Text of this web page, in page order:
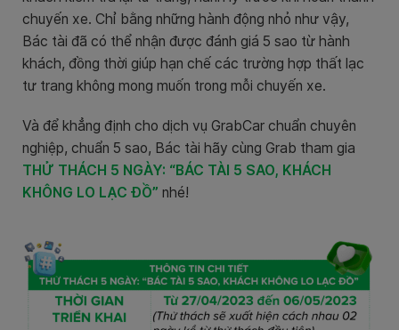
chuyến xe. Chỉ bằng những hành động nhỏ như vậy,
Bác tài đã có thể nhận được đánh giá 5 sao từ hành
khách, đồng thời giúp hạn chế các trường hợp thất lạc
tư trang không mong muốn trong mỗi chuyến xe.
Và để khẳng định cho dịch vụ GrabCar chuẩn chuyên
nghiệp, chuẩn 5 sao, Bác tài hãy cùng Grab tham gia
THỬ THÁCH 5 NGÀY: “BÁC TÀI 5 SAO, KHÁCH
KHÔNG LO LẠC ĐỒ” nhé!